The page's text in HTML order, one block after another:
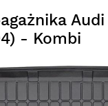
- Kombi